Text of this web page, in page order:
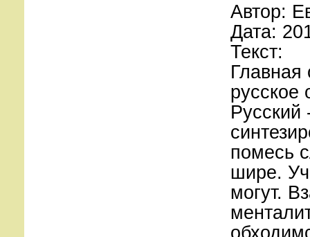
Автор:
Дата:
Текст:
русское
Русский
помесь
шире.
могут.